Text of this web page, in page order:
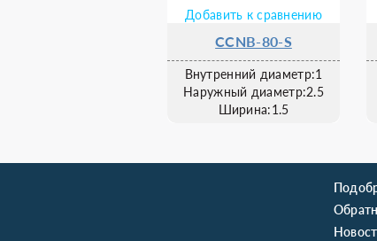
Добавить к сравнению
CCNB-80-S
Внутренний диаметр:1
Наружный диаметр:2.5
Ширина:1.5